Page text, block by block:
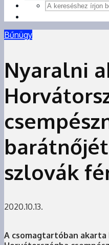
Bűnügy
Nyaralni
szlovák
2020.10.13.
A csomagtartóban